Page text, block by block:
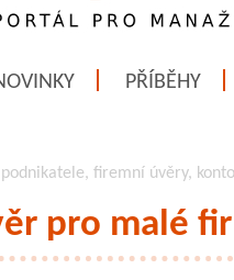
PŘÍBĚHY
firemní úvěry,
pro malé